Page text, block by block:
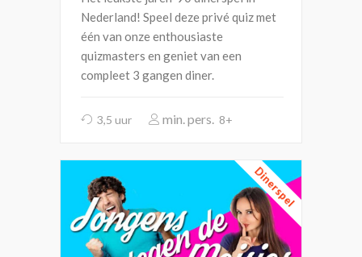
Nederland! Speel deze privé quiz met
één van onze enthousiaste
quizmasters en geniet van een
compleet 3 gangen diner.
3,5 uur 8+
Dinerspel